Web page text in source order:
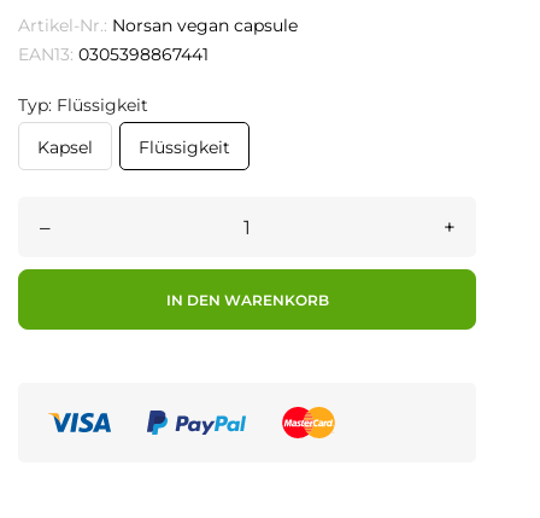
Artikel-Nr.: Norsan vegan capsule
EAN13: 0305398867441
Typ: Flüssigkeit
Kapsel
Flüssigkeit
– +
IN DEN WARENKORB